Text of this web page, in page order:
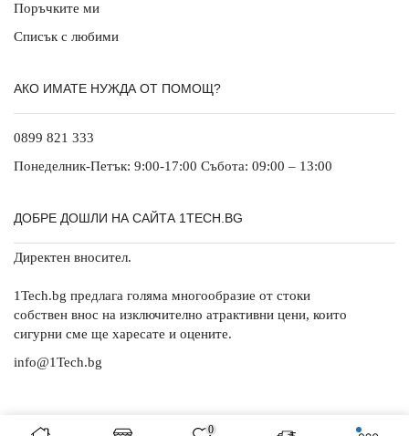
Поръчките ми
Списък с любими
АКО ИМАТЕ НУЖДА ОТ ПОМОЩ?
0899 821 333
Понеделник-Петък: 9:00-17:00 Събота: 09:00 – 13:00
ДОБРЕ ДОШЛИ НА САЙТА 1TECH.BG
Директен вносител.
1Tech.bg предлага голяма многообразие от стоки
собствен внос на изключително атрактивни цени, които
сигурни сме ще харесате и оцените.
info@1Tech.bg
0